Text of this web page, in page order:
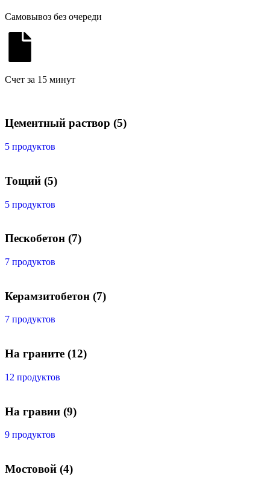
Самовывоз без очереди
Счет за 15 минут
Цементный раствор (5)
5 продуктов
Тощий (5)
5 продуктов
Пескобетон (7)
7 продуктов
Керамзитобетон (7)
7 продуктов
На граните (12)
12 продуктов
На гравии (9)
9 продуктов
Мостовой (4)